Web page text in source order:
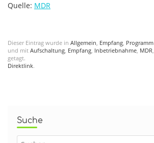
Quelle: MDR
Dieser Eintrag wurde in Allgemein, Empfang, Programm
und mit Aufschaltung, Empfang, Inbetriebnahme, MDR,
getagt.
Direktlink.
Suche